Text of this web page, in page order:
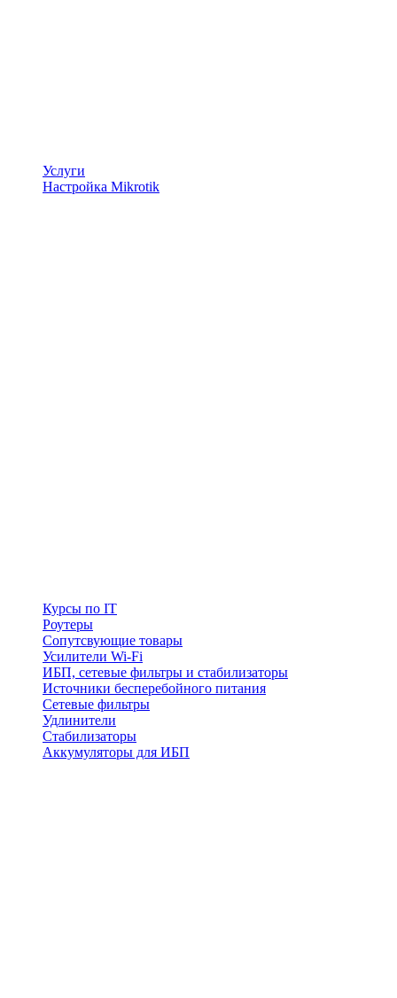
Услуги
Настройка Mikrotik
Курсы по IT
Роутеры
Сопутсвующие товары
Усилители Wi-Fi
ИБП, сетевые фильтры и стабилизаторы
Источники бесперебойного питания
Сетевые фильтры
Удлинители
Стабилизаторы
Аккумуляторы для ИБП